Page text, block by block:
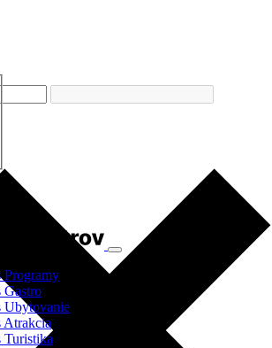
Programy
Gastro
Ubytovanie
Atrakcia
Turistika